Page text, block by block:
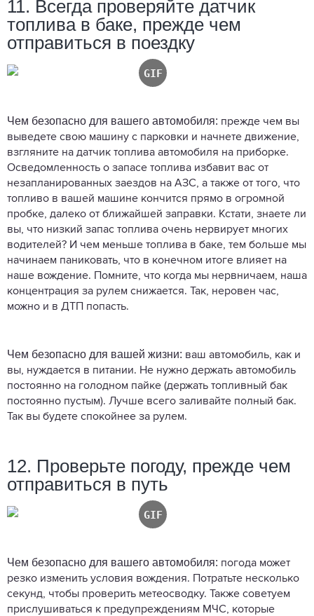
11. Всегда проверяйте датчик
топлива в баке, прежде чем
отправиться в поездку
Чем безопасно для вашего автомобиля: прежде чем вы
выведете свою машину с парковки и начнете движение,
взгляните на датчик топлива автомобиля на приборке.
Осведомленность о запасе топлива избавит вас от
незапланированных заездов на АЗС, а также от того, что
топливо в вашей машине кончится прямо в огромной
пробке, далеко от ближайшей заправки. Кстати, знаете ли
вы, что низкий запас топлива очень нервирует многих
водителей? И чем меньше топлива в баке, тем больше мы
начинаем паниковать, что в конечном итоге влияет на
наше вождение. Помните, что когда мы нервничаем, наша
концентрация за рулем снижается. Так, неровен час,
можно и в ДТП попасть.
Чем безопасно для вашей жизни: ваш автомобиль, как и
вы, нуждается в питании. Не нужно держать автомобиль
постоянно на голодном пайке (держать топливный бак
постоянно пустым). Лучше всего заливайте полный бак.
Так вы будете спокойнее за рулем.
12. Проверьте погоду, прежде чем
отправиться в путь
Чем безопасно для вашего автомобиля: погода может
резко изменить условия вождения. Потратьте несколько
секунд, чтобы проверить метеосводку. Также советуем
прислушиваться к предупреждениям МЧС, которые